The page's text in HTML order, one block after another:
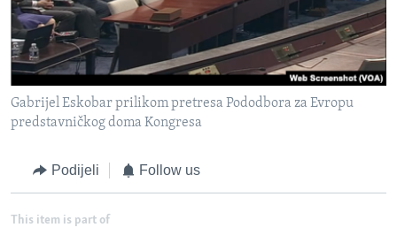
Gabrijel Eskobar prilikom pretresa Pododbora za Evropu
predstavničkog doma Kongresa
Podijeli Follow us
This item is part of